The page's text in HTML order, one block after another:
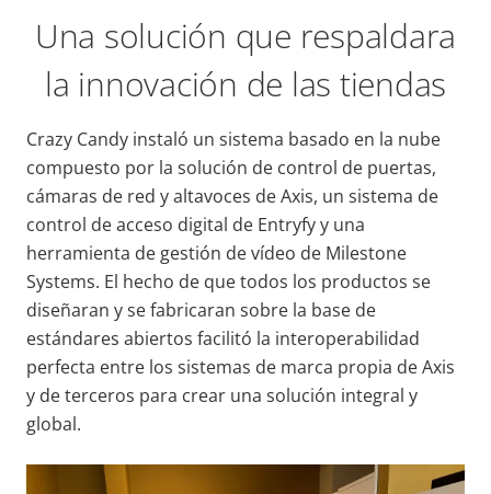
Una solución que respaldara
la innovación de las tiendas
Crazy Candy instaló un sistema basado en la nube
compuesto por la solución de control de puertas,
cámaras de red y altavoces de Axis, un sistema de
control de acceso digital de Entryfy y una
herramienta de gestión de vídeo de Milestone
Systems. El hecho de que todos los productos se
diseñaran y se fabricaran sobre la base de
estándares abiertos facilitó la interoperabilidad
perfecta entre los sistemas de marca propia de Axis
y de terceros para crear una solución integral y
global.